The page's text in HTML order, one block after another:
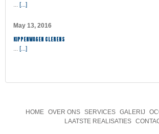
... [...]
May 13, 2016
KIPPENWAGEN CLERENS
... [...]
HOME OVER ONS SERVICES GALERIJ
LAATSTE REALISATIES